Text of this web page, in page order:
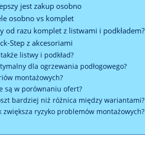
jest zakup osobno
osobno vs komplet
od razu komplet z listwami i podkładem?
Step z akcesoriami
listwy i podkład?
dla ogrzewania podłogowego?
montażowych?
są w porównaniu ofert?
bardziej niż różnica między wariantami?
ryzyko problemów montażowych?